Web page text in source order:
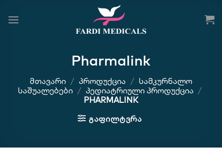
Pharmalink
ᲛᲗᲐᲕᲐᲠᲘ / ᲞᲠᲝᲓᲣᲥᲪᲘᲐ / ᲡᲐᲛᲙᲣᲠᲜᲐᲚᲝ
ᲡᲐᲨᲣᲐᲚᲔᲑᲔᲑᲘ / ᲞᲔᲓᲘᲐᲢᲠᲘᲣᲚᲘ ᲞᲠᲝᲓᲣᲥᲪᲘᲐ /
PHARMALINK
ᲒᲐᲤᲘᲚᲢᲕᲠᲐ